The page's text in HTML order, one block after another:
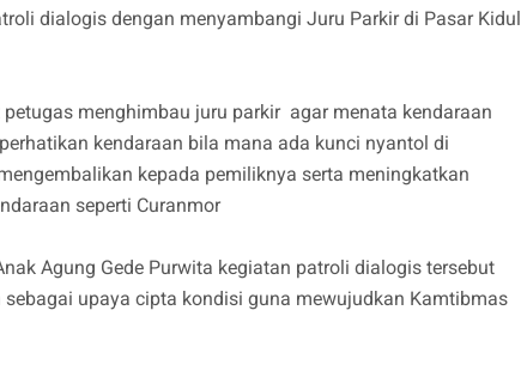
dialogis dengan menyambangi Juru Parkir di Pasar Kidul
menghimbau juru parkir agar menata kendaraan
kendaraan bila mana ada kunci nyantol di
kepada pemiliknya serta meningkatkan
seperti Curanmor
Agung Gede Purwita kegiatan patroli dialogis tersebut
upaya cipta kondisi guna mewujudkan Kamtibmas